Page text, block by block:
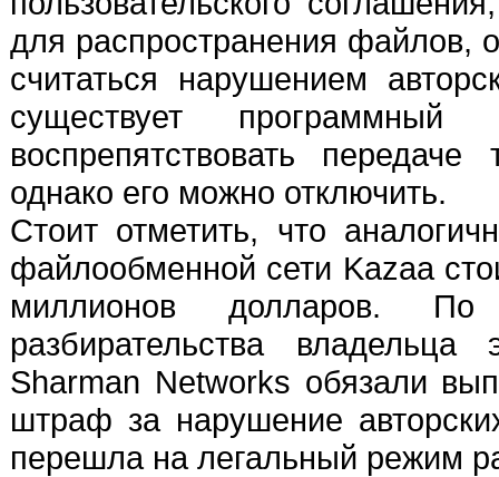
для распространения файлов,
считаться нарушением
существует программный
воспрепятствовать
однако его можно отключить.
Стоит отметить, что
файлообменной сети Kazaa
миллионов долларов. По
разбирательства
Sharman Networks обязали
штраф за нарушение
перешла на легальный режим